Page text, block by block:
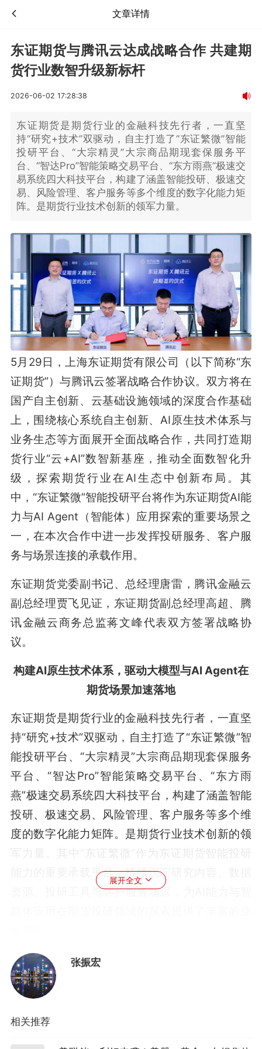
文章详情
东证期货与腾讯云达成战略合作 共建期
货行业数智升级新标杆
2026-06-02 17:28:38
东证期货是期货行业的金融科技先行者，一直坚
持“研究+技术”双驱动，自主打造了“东证繁微”智能
投研平台、“大宗精灵”大宗商品期现套保服务平
台、“智达Pro”智能策略交易平台、“东方雨燕”极速交
易系统四大科技平台，构建了涵盖智能投研、极速交
易、风险管理、客户服务等多个维度的数字化能力矩
阵。是期货行业技术创新的领军力量。
5月29日，上海东证期货有限公司（以下简称“东
证期货”）与腾讯云签署战略合作协议。双方将在
国产自主创新、云基础设施领域的深度合作基础
上，围绕核心系统自主创新、AI原生技术体系与
业务生态等方面展开全面战略合作，共同打造期
货行业“云+AI”数智新基座，推动全面数智化升
级，探索期货行业在AI生态中创新布局。其
中，“东证繁微”智能投研平台将作为东证期货AI能
力与AI Agent（智能体）应用探索的重要场景之
一，在本次合作中进一步发挥投研服务、客户服
务与场景连接的承载作用。
东证期货党委副书记、总经理唐雷，腾讯金融云
副总经理贾飞见证，东证期货副总经理高超、腾
讯金融云商务总监蒋文峰代表双方签署战略协
议。
构建AI原生技术体系，驱动大模型与AI Agent在
期货场景加速落地
东证期货是期货行业的金融科技先行者，一直坚
持“研究+技术”双驱动，自主打造了“东证繁微”智
能投研平台、“大宗精灵”大宗商品期现套保服务
平台、“智达Pro”智能策略交易平台、“东方雨
燕”极速交易系统四大科技平台，构建了涵盖智能
投研、极速交易、风险管理、客户服务等多个维
度的数字化能力矩阵。是期货行业技术创新的领
能力的重要承载平台，持续沉淀研究内容、数据
资源、投研工具与客户服务场景，为AI能力与智
当前，大模型与AI Agent加速在金融场景规模化
落地，推动着期货行业全流程的转型升级。此次
战略合作，双方将“AI”列为合作的重点，联合探索
AI技术在投研、风控、客户服务等核心业务中的
展开全文
张振宏
相关推荐